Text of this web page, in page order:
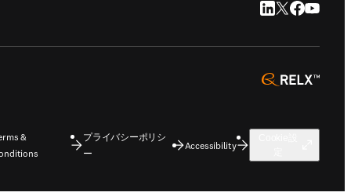
LinkedIn 新しい
Twitter 新しい
Facebook
YouTube
opens
&
プライバシーポリシ
ー
Accessibility